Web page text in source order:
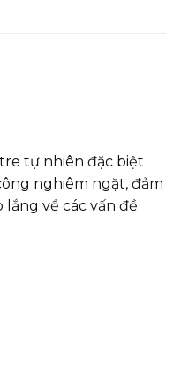
tự nhiên đặc biệt
nghiêm ngặt, đảm
về các vấn đề